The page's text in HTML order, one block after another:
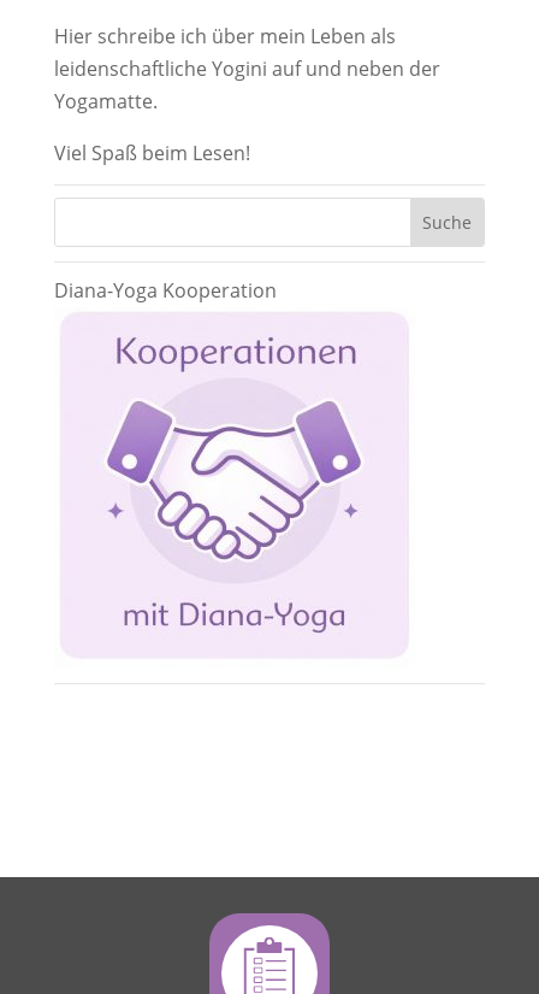
Hier schreibe ich über mein Leben als
leidenschaftliche Yogini auf und neben der
Yogamatte.
Viel Spaß beim Lesen!
Diana-Yoga Kooperation